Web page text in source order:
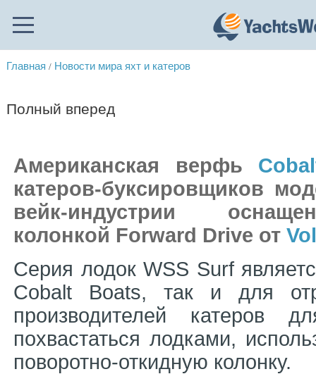
Главная / Новости мира яхт и катеров
Полный вперед
Американская верфь
катеров-буксировщиков
вейк-индустрии
колонкой Forward Drive от
Серия лодок WSS Surf
Cobalt Boats, так и для
производителей катеров
похвастаться лодками,
поворотно-откидную колонку.